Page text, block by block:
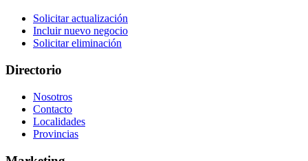
Solicitar actualización
Incluir nuevo negocio
Solicitar eliminación
Directorio
Nosotros
Contacto
Localidades
Provincias